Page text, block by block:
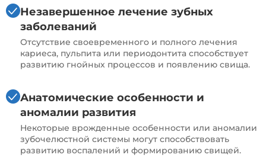
Незавершенное лечение зубных
заболеваний
Отсутствие своевременного и полного лечения
кариеса, пульпита или периодонтита способствует
развитию гнойных процессов и появлению свища.
Анатомические особенности и
аномалии развития
Некоторые врожденные особенности или аномалии
зубочелюстной системы могут способствовать
развитию воспалений и формированию свищей.